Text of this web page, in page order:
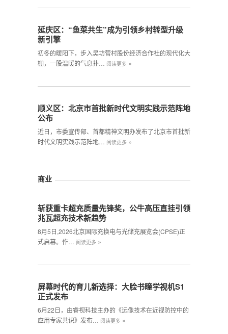
延庆区：“鱼菜共生”成为引领乡村转型升级
新引擎
初冬的暖阳下，步入吴坊营村股份经济合作社的现代化大
棚，一股温暖的气息扑…
阅读更多 »
顺义区：北京市首批新时代文明实践示范阵地
公布
近日，市委宣传部、首都精神文明办发布了北京市首批新
时代文明实践示范阵地…
阅读更多 »
商业
斩获重卡超充质量先锋奖，公牛高压直挂引领
兆瓦超充技术新趋势
8月5日,2026北京国际充换电与光储充展览会(CPSE)正
式启幕。作…
阅读更多 »
屏幕时代的育儿新选择：大脸书瞳学视机S1
正式发布
6月22日，由睿视科技主办的《远像技术在近视防控中的
应用专家共识》发布…
阅读更多 »